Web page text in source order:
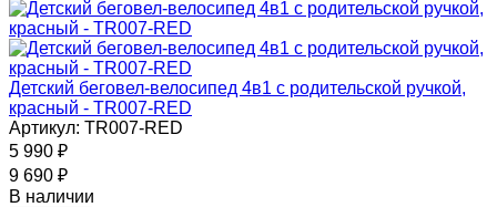
Детский беговел-велосипед 4в1 с родительской ручкой,
красный - TR007-RED
Артикул: TR007-RED
5 990 ₽
9 690 ₽
В наличии